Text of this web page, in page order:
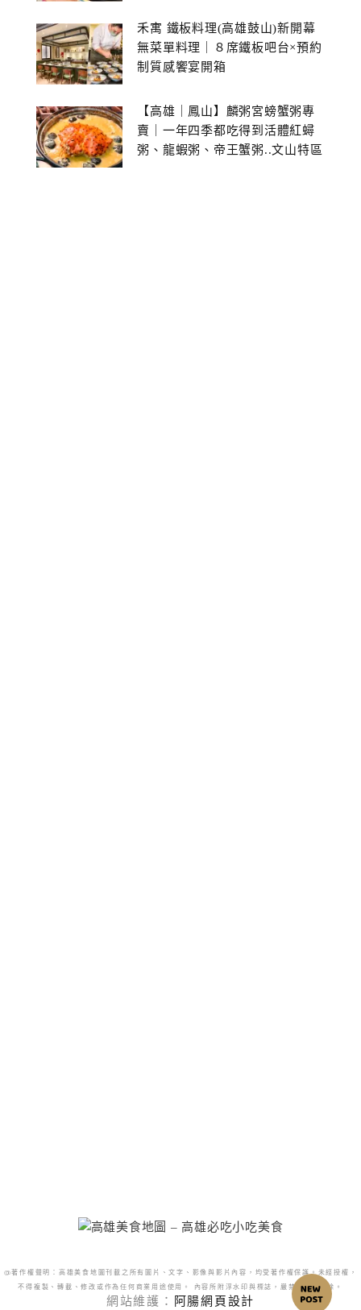
禾寓 鐵板料理(高雄鼓山)新開幕
無菜單料理｜８席鐵板吧台×預約
制質感饗宴開箱
【高雄｜鳳山】麟粥宮螃蟹粥專
賣｜一年四季都吃得到活體紅蟳
粥、龍蝦粥、帝王蟹粥..文山特區
@著作權聲明：高雄美食地圖刊載之所有圖片、文字、影像與影片內容，均受著作權保護。未經授權，
不得複製、轉載、修改或作為任何商業用途使用。 內容所附浮水印與標誌，嚴禁更改或移除。
網站維護： 阿腸網頁設計